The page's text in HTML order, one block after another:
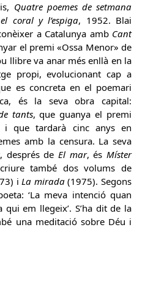
Quatre poemes de setmana
coral y l’espiga, 1952. Blai
a Catalunya amb Cant
el premi «Ossa Menor» de
llibre va anar més enllà en la
propi, evolucionant cap a
es concreta en el poemari
és la seva obra capital:
tants, que guanya el premi
i que tardarà cinc anys en
amb la censura. La seva
després de El mar, ésMíster
també dos volums de
iLa mirada(1975). Segons
‘La meva intenció quan
em llegeix’. S’ha dit de la
una meditació sobre Déu i